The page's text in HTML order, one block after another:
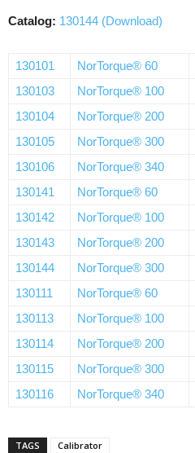
Catalog: 130144 (Download)
130101 NorTorque® 60
130103
NorTorque® 100
130104
NorTorque® 200
130105
NorTorque® 300
130106
NorTorque® 340
130141
NorTorque® 60
130142
NorTorque® 100
130143
NorTorque® 200
130144
NorTorque® 300
130111
NorTorque® 60
130113
NorTorque® 100
130114
NorTorque® 200
130115
NorTorque® 300
130116
NorTorque® 340
TAGS Calibrator